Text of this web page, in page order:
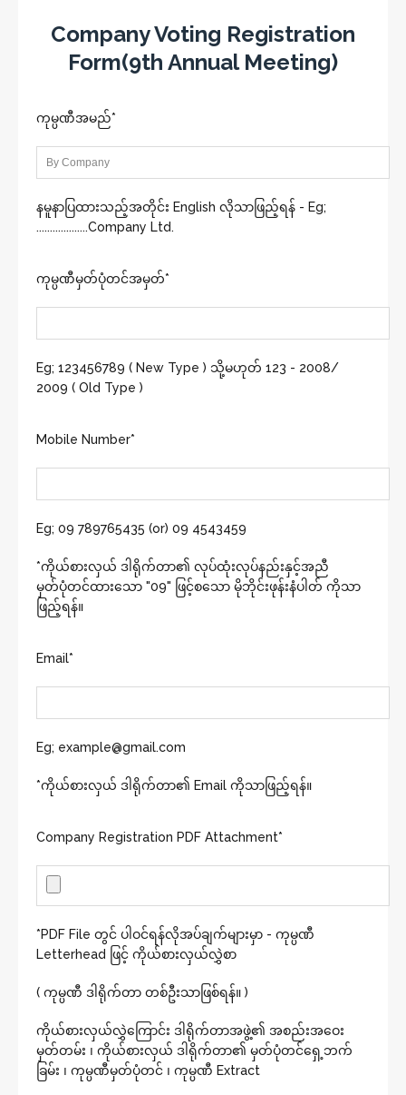
Company Voting Registration
Form(9th Annual Meeting)
ကုမ္ပဏီအမည်*
နမူနာပြထားသည့်အတိုင်း English လိုသာဖြည့်ရန် - Eg;
...................Company Ltd.
ကုမ္ပဏီမှတ်ပုံတင်အမှတ်*
Eg; 123456789 ( New Type ) သို့မဟုတ် 123 - 2008/
2009 ( Old Type )
Mobile Number*
Eg; 09 789765435 (or) 09 4543459
*ကိုယ်စားလှယ် ဒါရိုက်တာ၏ လုပ်ထုံးလုပ်နည်းနှင့်အညီ
မှတ်ပုံတင်ထားသော "09" ဖြင့်စသော မိုဘိုင်းဖုန်းနံပါတ် ကိုသာ
ဖြည့်ရန်။
Email*
Eg; example@gmail.com
*ကိုယ်စားလှယ် ဒါရိုက်တာ၏ Email ကိုသာဖြည့်ရန်။
Company Registration PDF Attachment*
*PDF File တွင် ပါဝင်ရန်လိုအပ်ချက်များမှာ - ကုမ္ပဏီ
Letterhead ဖြင့် ကိုယ်စားလှယ်လွှဲစာ
( ကုမ္ပဏီ ဒါရိုက်တာ တစ်ဦးသာဖြစ်ရန်။ )
ကိုယ်စားလှယ်လွှဲကြောင်း ဒါရိုက်တာအဖွဲ့၏ အစည်းအဝေး
မှတ်တမ်း ၊ ကိုယ်စားလှယ် ဒါရိုက်တာ၏ မှတ်ပုံတင်ရှေ့ဘက်
ခြမ်း ၊ ကုမ္ပဏီမှတ်ပုံတင် ၊ ကုမ္ပဏီ Extract